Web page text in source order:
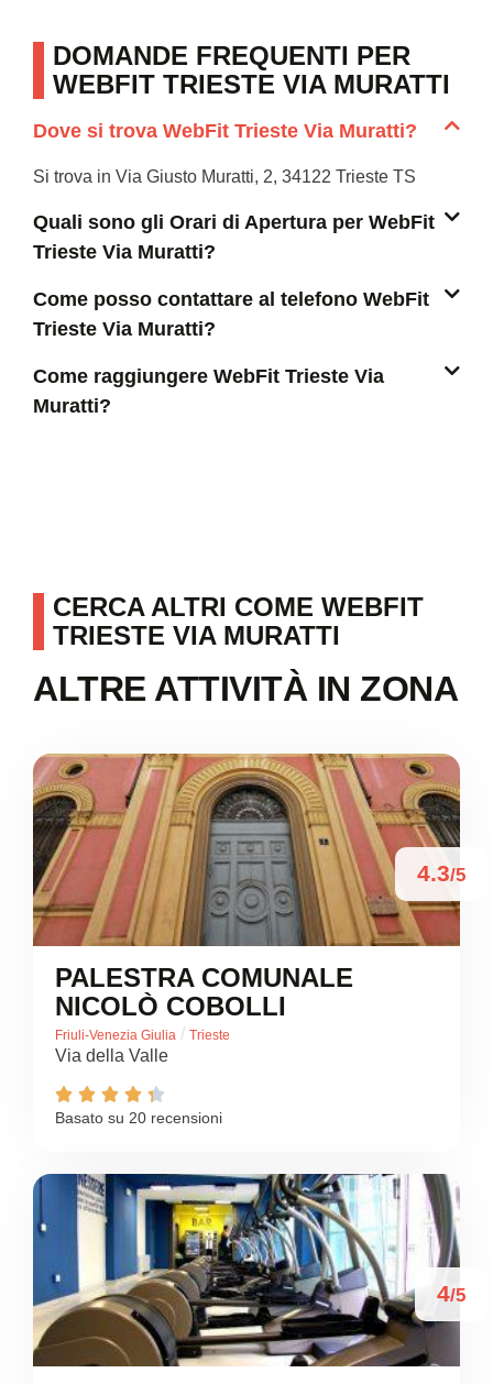
DOMANDE FREQUENTI PER
WEBFIT TRIESTE VIA MURATTI
Dove si trova WebFit Trieste Via Muratti?
Si trova in Via Giusto Muratti, 2, 34122 Trieste TS
Quali sono gli Orari di Apertura per WebFit
Trieste Via Muratti?
Come posso contattare al telefono WebFit
Trieste Via Muratti?
Come raggiungere WebFit Trieste Via
Muratti?
CERCA ALTRI COME WEBFIT
TRIESTE VIA MURATTI
ALTRE ATTIVITÀ IN ZONA
4.3/5
PALESTRA COMUNALE
NICOLÒ COBOLLI
Friuli-Venezia Giulia / Trieste
Via della Valle
    
Basato su 20 recensioni
4/5